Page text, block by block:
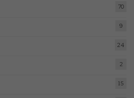
70
9
24
2
15